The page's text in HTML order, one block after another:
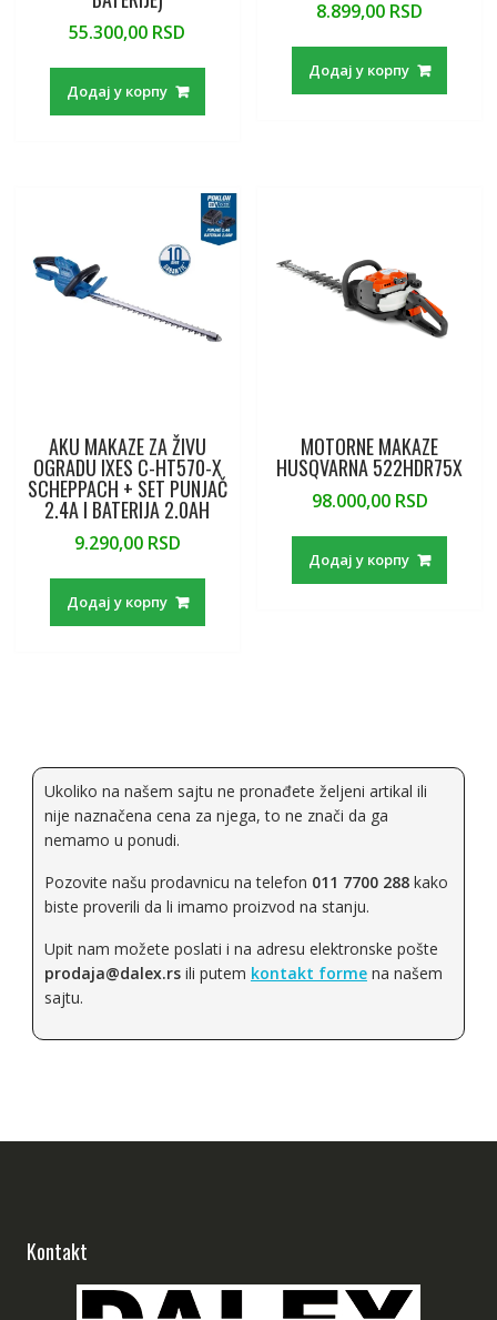
55.300,00 RSD
Додај у корпу
8.899,00 RSD
Додај у корпу
AKU MAKAZE ZA ŽIVU
OGRADU IXES C-HT570-X
SCHEPPACH + SET PUNJAČ
2.4A I BATERIJA 2.0AH
9.290,00 RSD
Додај у корпу
MOTORNE MAKAZE
HUSQVARNA 522HDR75X
98.000,00 RSD
Додај у корпу
Ukoliko na našem sajtu ne pronađete željeni artikal ili
nije naznačena cena za njega, to ne znači da ga
nemamo u ponudi.
Pozovite našu prodavnicu na telefon 011 7700 288kako
biste proverili da li imamo proizvod na stanju.
Upit nam možete poslati i na adresu elektronske pošte
prodaja@dalex.rsili putem kontakt forme na našem
sajtu.
Kontakt